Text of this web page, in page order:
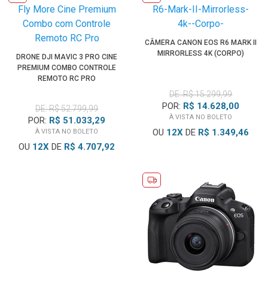
DRONE DJI MAVIC 3 PRO CINE
PREMIUM COMBO CONTROLE
REMOTO RC PRO
DE: R$ 52.799,99
POR: R$ 51.033,29
À VISTA NO BOLETO
OU 12X DE R$ 4.707,92
CÂMERA CANON EOS R6 MARK II
MIRRORLESS 4K (CORPO)
DE: R$ 15.299,99
POR: R$ 14.628,00
À VISTA NO BOLETO
OU 12X DE R$ 1.349,46